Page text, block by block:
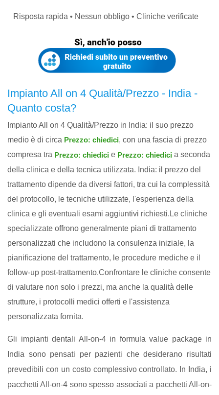
Risposta rapida • Nessun obbligo • Cliniche verificate
Impianto All on 4 Qualità/Prezzo - India -
Quanto costa?
Impianto All on 4 Qualità/Prezzo in India: il suo prezzo
medio è di circa Prezzo: chiedici, con una fascia di prezzo
compresa tra Prezzo: chiedici e Prezzo: chiedici a seconda
della clinica e della tecnica utilizzata. India: il prezzo del
trattamento dipende da diversi fattori, tra cui la complessità
del protocollo, le tecniche utilizzate, l'esperienza della
clinica e gli eventuali esami aggiuntivi richiesti.Le cliniche
specializzate offrono generalmente piani di trattamento
personalizzati che includono la consulenza iniziale, la
pianificazione del trattamento, le procedure mediche e il
follow-up post-trattamento.Confrontare le cliniche consente
di valutare non solo i prezzi, ma anche la qualità delle
strutture, i protocolli medici offerti e l'assistenza
personalizzata fornita.
Gli impianti dentali All-on-4 in formula value package in
India sono pensati per pazienti che desiderano risultati
prevedibili con un costo complessivo controllato. In India, i
pacchetti All-on-4 sono spesso associati a pacchetti All-on-